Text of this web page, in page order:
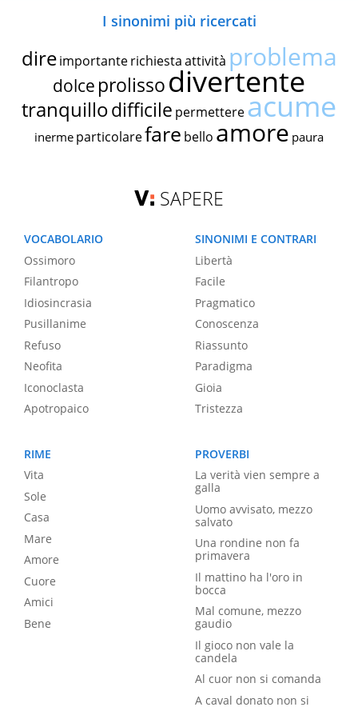
I sinonimi più ricercati
dire importante richiestaattività problema
dolce prolissodivertente
tranquillodifficile permettereacume
inerme particolarefare bello amore paura
SAPERE
VOCABOLARIO
Ossimoro
Filantropo
Idiosincrasia
Pusillanime
Refuso
Neofita
Iconoclasta
Apotropaico
SINONIMI E CONTRARI
Libertà
Facile
Pragmatico
Conoscenza
Riassunto
Paradigma
Gioia
Tristezza
RIME
Vita
Sole
Casa
Mare
Amore
Cuore
Amici
Bene
PROVERBI
La verità vien sempre a
galla
Uomo avvisato, mezzo
salvato
Una rondine non fa
primavera
Il mattino ha l'oro in
bocca
Mal comune, mezzo
gaudio
Il gioco non vale la
candela
Al cuor non si comanda
A caval donato non si